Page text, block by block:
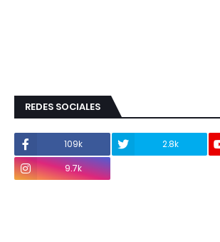
REDES SOCIALES
109k 2.8k
9.7k